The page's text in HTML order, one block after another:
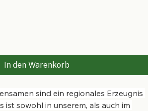
In den Warenkorb
sind ein regionales Erzeugnis
ist sowohl in unserem, als auch im